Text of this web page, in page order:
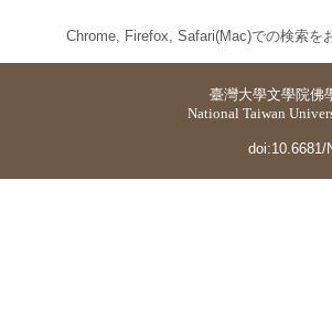
Chrome, Firefox, Safari(Mac)での検索を
臺灣大學文學院佛
National Taiwan
doi:10.6681/